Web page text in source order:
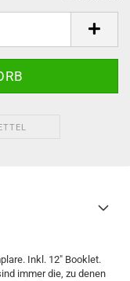
Inkl. 12" Booklet.
immer die, zu denen